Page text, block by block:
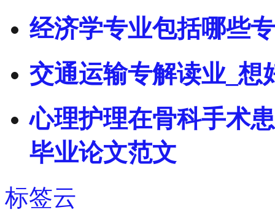
经济学专业包括哪些
交通运输专解读业_想
心理护理在骨科手术
毕业论文范文
标签云